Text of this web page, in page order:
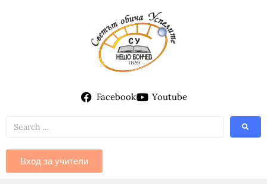
Facebook Youtube
Вход за учители